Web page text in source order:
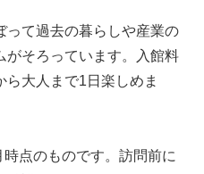
って過去の暮らしや産業の
がそろっています。入館料
ら大人まで1日楽しめま
点のものです。訪問前に